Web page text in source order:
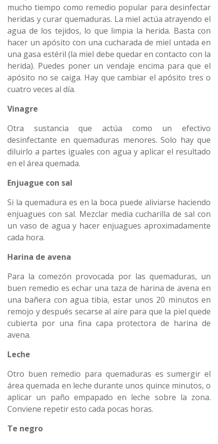
mucho tiempo como remedio popular para desinfectar
heridas y curar quemaduras. La miel actúa atrayendo el
agua de los tejidos, lo que limpia la herida. Basta con
hacer un apósito con una cucharada de miel untada en
una gasa estéril (la miel debe quedar en contacto con la
herida). Puedes poner un vendaje encima para que el
apósito no se caiga. Hay que cambiar el apósito tres o
cuatro veces al día.
Vinagre
Otra sustancia que actúa como un efectivo
desinfectante en quemaduras menores. Solo hay que
diluirlo a partes iguales con agua y aplicar el resultado
en el área quemada.
Enjuague con sal
Si la quemadura es en la boca puede aliviarse haciendo
enjuagues con sal. Mezclar media cucharilla de sal con
un vaso de agua y hacer enjuagues aproximadamente
cada hora.
Harina de avena
Para la comezón provocada por las quemaduras, un
buen remedio es echar una taza de harina de avena en
una bañera con agua tibia, estar unos 20 minutos en
remojo y después secarse al aire para que la piel quede
cubierta por una fina capa protectora de harina de
avena.
Leche
Otro buen remedio para quemaduras es sumergir el
área quemada en leche durante unos quince minutos, o
aplicar un paño empapado en leche sobre la zona.
Conviene repetir esto cada pocas horas.
Te negro